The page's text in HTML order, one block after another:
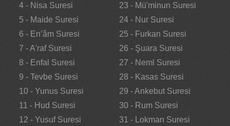
4 - Nisa Suresi
5 - Maide Suresi
6 - En’âm Suresi
7 - A'raf Suresi
8 - Enfal Suresi
9 - Tevbe Suresi
10 - Yunus Suresi
11 - Hud Suresi
12 - Yusuf Suresi
23 - Mü'minun Suresi
24 - Nur Suresi
25 - Furkan Suresi
26 - Şuara Suresi
27 - Neml Suresi
28 - Kasas Suresi
29 - Ankebut Suresi
30 - Rum Suresi
31 - Lokman Suresi